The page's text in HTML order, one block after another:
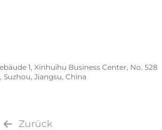
1, Xinhuihu Business Center, No. 528
Jiangsu, China
Zurück